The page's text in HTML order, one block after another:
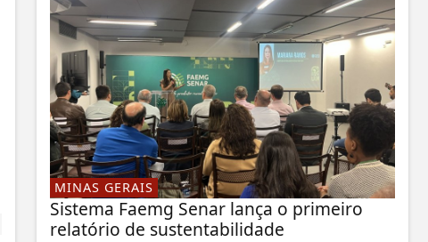
MINAS GERAIS
Sistema Faemg Senar lança o primeiro
relatório de sustentabilidade